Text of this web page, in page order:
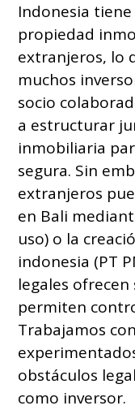
Indonesia
propiedad
extranjeros, lo
muchos
socio
a estructurar
inmobiliaria
segura. Sin
extranjeros
en Bali
uso) o la
indonesia (PT
legales
permiten
Trabajamos
obstáculos
como inversor.